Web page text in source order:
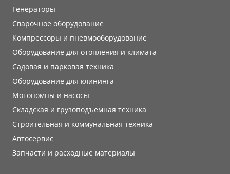
Генераторы
Сварочное оборудование
Компрессоры и пневмооборудование
Оборудование для отопления и климата
Садовая и парковая техника
Оборудование для клининга
Мотопомпы и насосы
Складская и грузоподъемная техника
Строительная и коммунальная техника
Автосервис
Запчасти и расходные материалы